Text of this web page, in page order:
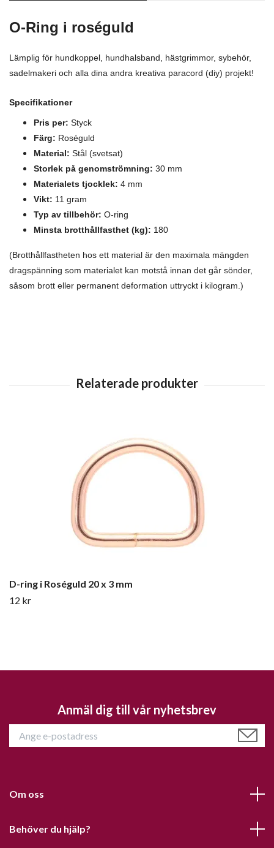
O-Ring i roséguld
Lämplig för hundkoppel, hundhalsband, hästgrimmor, sybehör,
sadelmakeri och alla dina andra kreativa paracord (diy) projekt!
Specifikationer
Pris per: Styck
Färg: Roséguld
Material: Stål (svetsat)
Storlek på genomströmning: 30 mm
Materialets tjocklek: 4 mm
Vikt: 11 gram
Typ av tillbehör: O-ring
Minsta brotthållfasthet (kg): 180
(Brotthållfastheten hos ett material är den maximala mängden
dragspänning som materialet kan motstå innan det går sönder,
såsom brott eller permanent deformation uttryckt i kilogram.)
D-ring i Roséguld 20 x 3 mm
12 kr
Anmäl dig till vår nyhetsbrev
Om oss
Behöver du hjälp?